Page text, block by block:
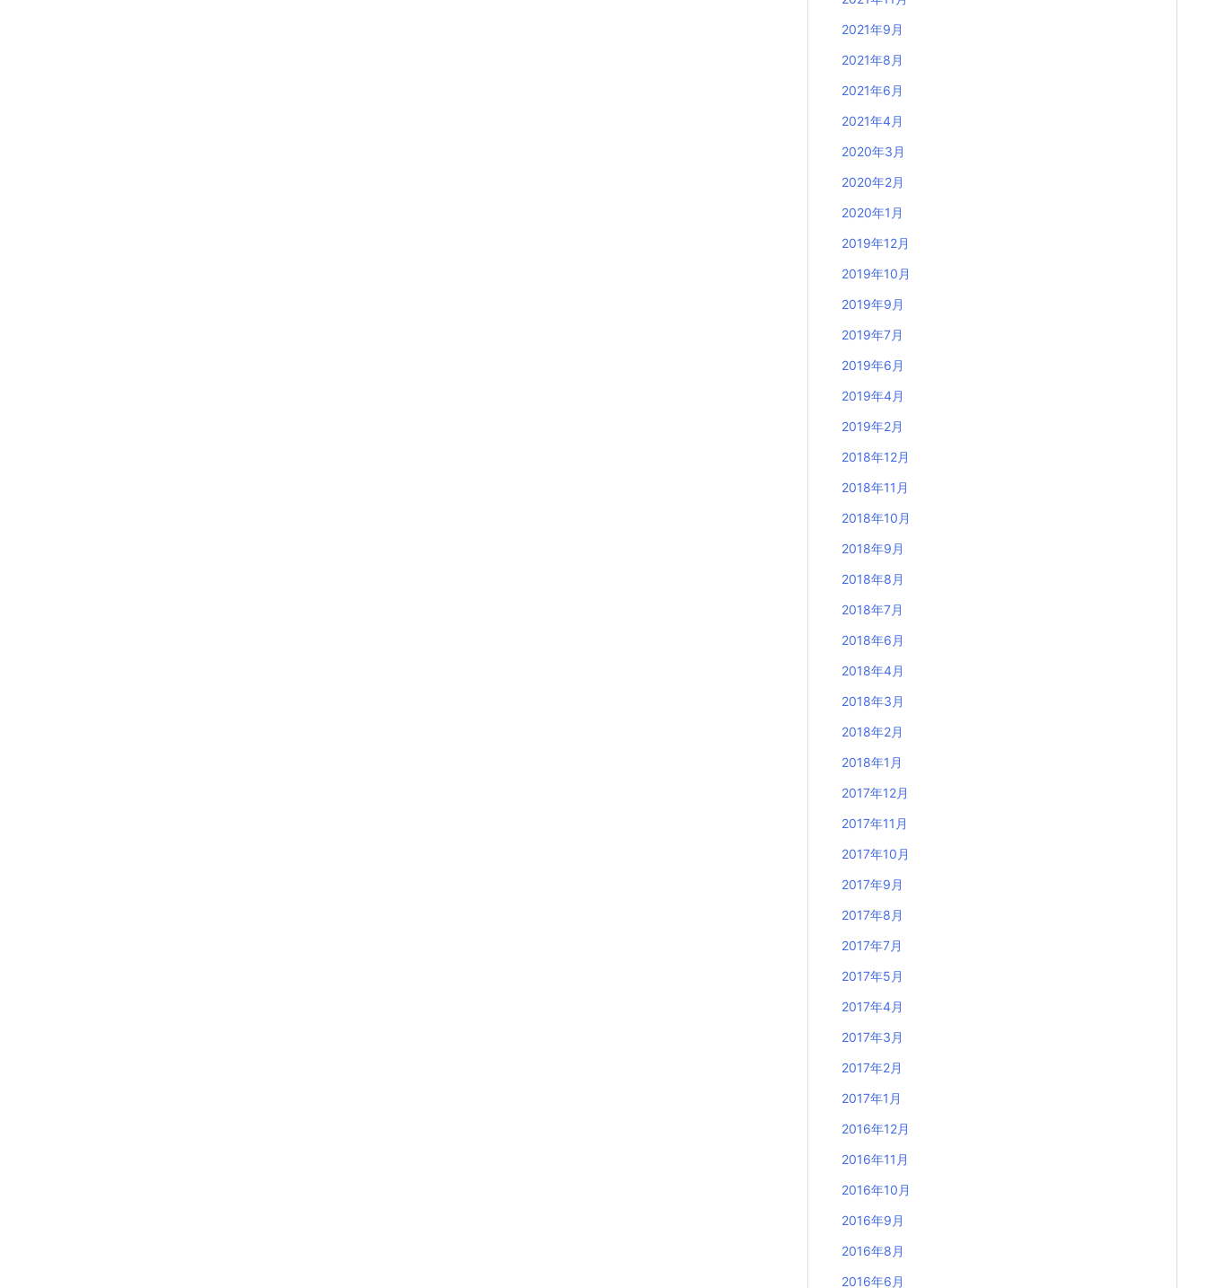
2021年9月
2021年8月
2021年6月
2021年4月
2020年3月
2020年2月
2020年1月
2019年12月
2019年10月
2019年9月
2019年7月
2019年6月
2019年4月
2019年2月
2018年12月
2018年11月
2018年10月
2018年9月
2018年8月
2018年7月
2018年6月
2018年4月
2018年3月
2018年2月
2018年1月
2017年12月
2017年11月
2017年10月
2017年9月
2017年8月
2017年7月
2017年5月
2017年4月
2017年3月
2017年2月
2017年1月
2016年12月
2016年11月
2016年10月
2016年9月
2016年8月
2016年6月